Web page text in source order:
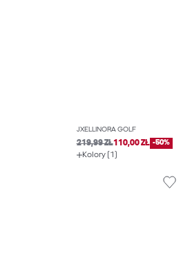
JXELLINORA GOLF
219,99 ZŁ110,00 ZŁ -50%
Kolory (1)